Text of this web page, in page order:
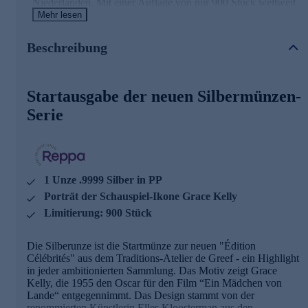
ist die Münze streng limitiert. Ein Zertifikat bestätigt die
Erstausgabe der Édition Célébrités
1. Silberbarren in Proof Qualität der Fa. De Greef
wunderschönes Design von Elles Kloosterman
Verleihung für den Film “Ein Mädchen von Lande“
1 Unze (31,1 g) reines .999 Silber
Auflage nur 900 Münzen
mit Echtheitszertifikat
Jetzt online bestellen und in Ihre Sammlung einreihen.
Mehr lesen
Beschreibung
Startausgabe der neuen Silbermünzen-
Serie
1 Unze .9999 Silber in PP
Porträt der Schauspiel-Ikone Grace Kelly
Limitierung: 900 Stück
Die Silberunze ist die Startmünze zur neuen "Édition
Célébrités" aus dem Traditions-Atelier de Greef - ein Highlight
in jeder ambitionierten Sammlung. Das Motiv zeigt Grace
Kelly, die 1955 den Oscar für den Film “Ein Mädchen von
Lande“ entgegennimmt. Das Design stammt von der